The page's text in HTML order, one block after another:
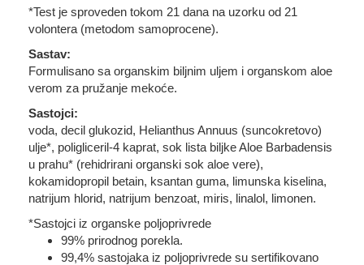
*Test je sproveden tokom 21 dana na uzorku od 21
volontera (metodom samoprocene).
Sastav:
Formulisano sa organskim biljnim uljem i organskom aloe
verom za pružanje mekoće.
Sastojci:
voda, decil glukozid, Helianthus Annuus (suncokretovo)
ulje*, poligliceril-4 kaprat, sok lista biljke Aloe Barbadensis
u prahu* (rehidrirani organski sok aloe vere),
kokamidopropil betain, ksantan guma, limunska kiselina,
natrijum hlorid, natrijum benzoat, miris, linalol, limonen.
*Sastojci iz organske poljoprivrede
99% prirodnog porekla.
99,4% sastojaka iz poljoprivrede su sertifikovano